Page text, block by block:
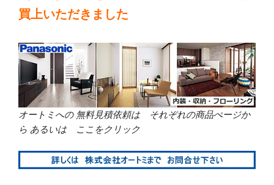
買上いただきました
オートミへの 無料見積依頼は それぞれの商品ぺージか
ら あるいは ここをクリック